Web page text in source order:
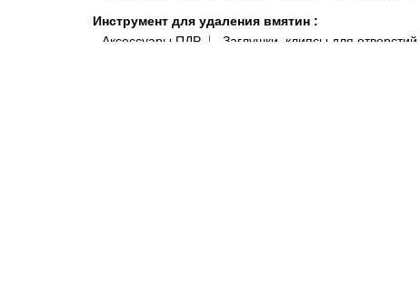
Инструмент для удаления вмятин :
Аксессуары ПДР
Заглушки, клипсы для отверстий